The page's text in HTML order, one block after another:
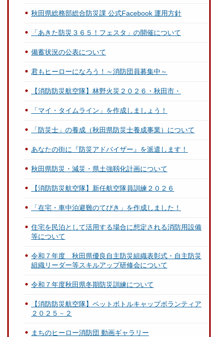
秋田県総務部総合防災課 公式Facebook 運用方針
「あきた防災３６５！フェスタ」の開催について
備蓄状況の公表について
君もヒーローになろう！～消防団員募集中～
【消防防災航空隊】林野火災２０２６・秋田市・
「マイ・タイムライン」を作成しましょう！
「防災士」の養成（秋田県防災士養成事業）について
あなたの街に『防災アドバイザー』を派遣します！
秋田県防災・減災・県土強靱化計画について
【消防防災航空隊】新任航空隊員訓練２０２６
「在宅・車中泊避難のてびき」を作成しました！
住宅を民泊として活用する場合に想定される消防用設備
等について
令和７年度 秋田県優良自主防災組織表彰式・自主防災
組織リーダー等スキルアップ研修会について
令和７年度秋田県冬期防災訓練について
【消防防災航空隊】ペットボトルキャップボランティア
２０２５－２
まちのヒーロー消防団 動画ギャラリー